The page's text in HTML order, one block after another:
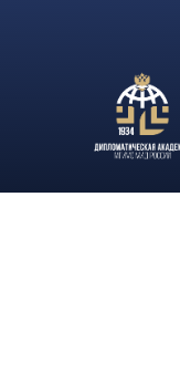
иностранных дел
совместной пресс-
дел Республики